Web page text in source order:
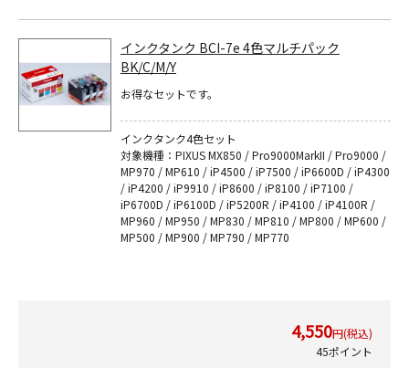
インクタンク BCI-7e 4色マルチパック
BK/C/M/Y
お得なセットです。
インクタンク4色セット
対象機種：PIXUS MX850 / Pro9000MarkII / Pro9000 /
MP970 / MP610 / iP4500 / iP7500 / iP6600D / iP4300
/ iP4200 / iP9910 / iP8600 / iP8100 / iP7100 /
iP6700D / iP6100D / iP5200R / iP4100 / iP4100R /
MP960 / MP950 / MP830 / MP810 / MP800 / MP600 /
MP500 / MP900 / MP790 / MP770
4,550円(税込)
45ポイント